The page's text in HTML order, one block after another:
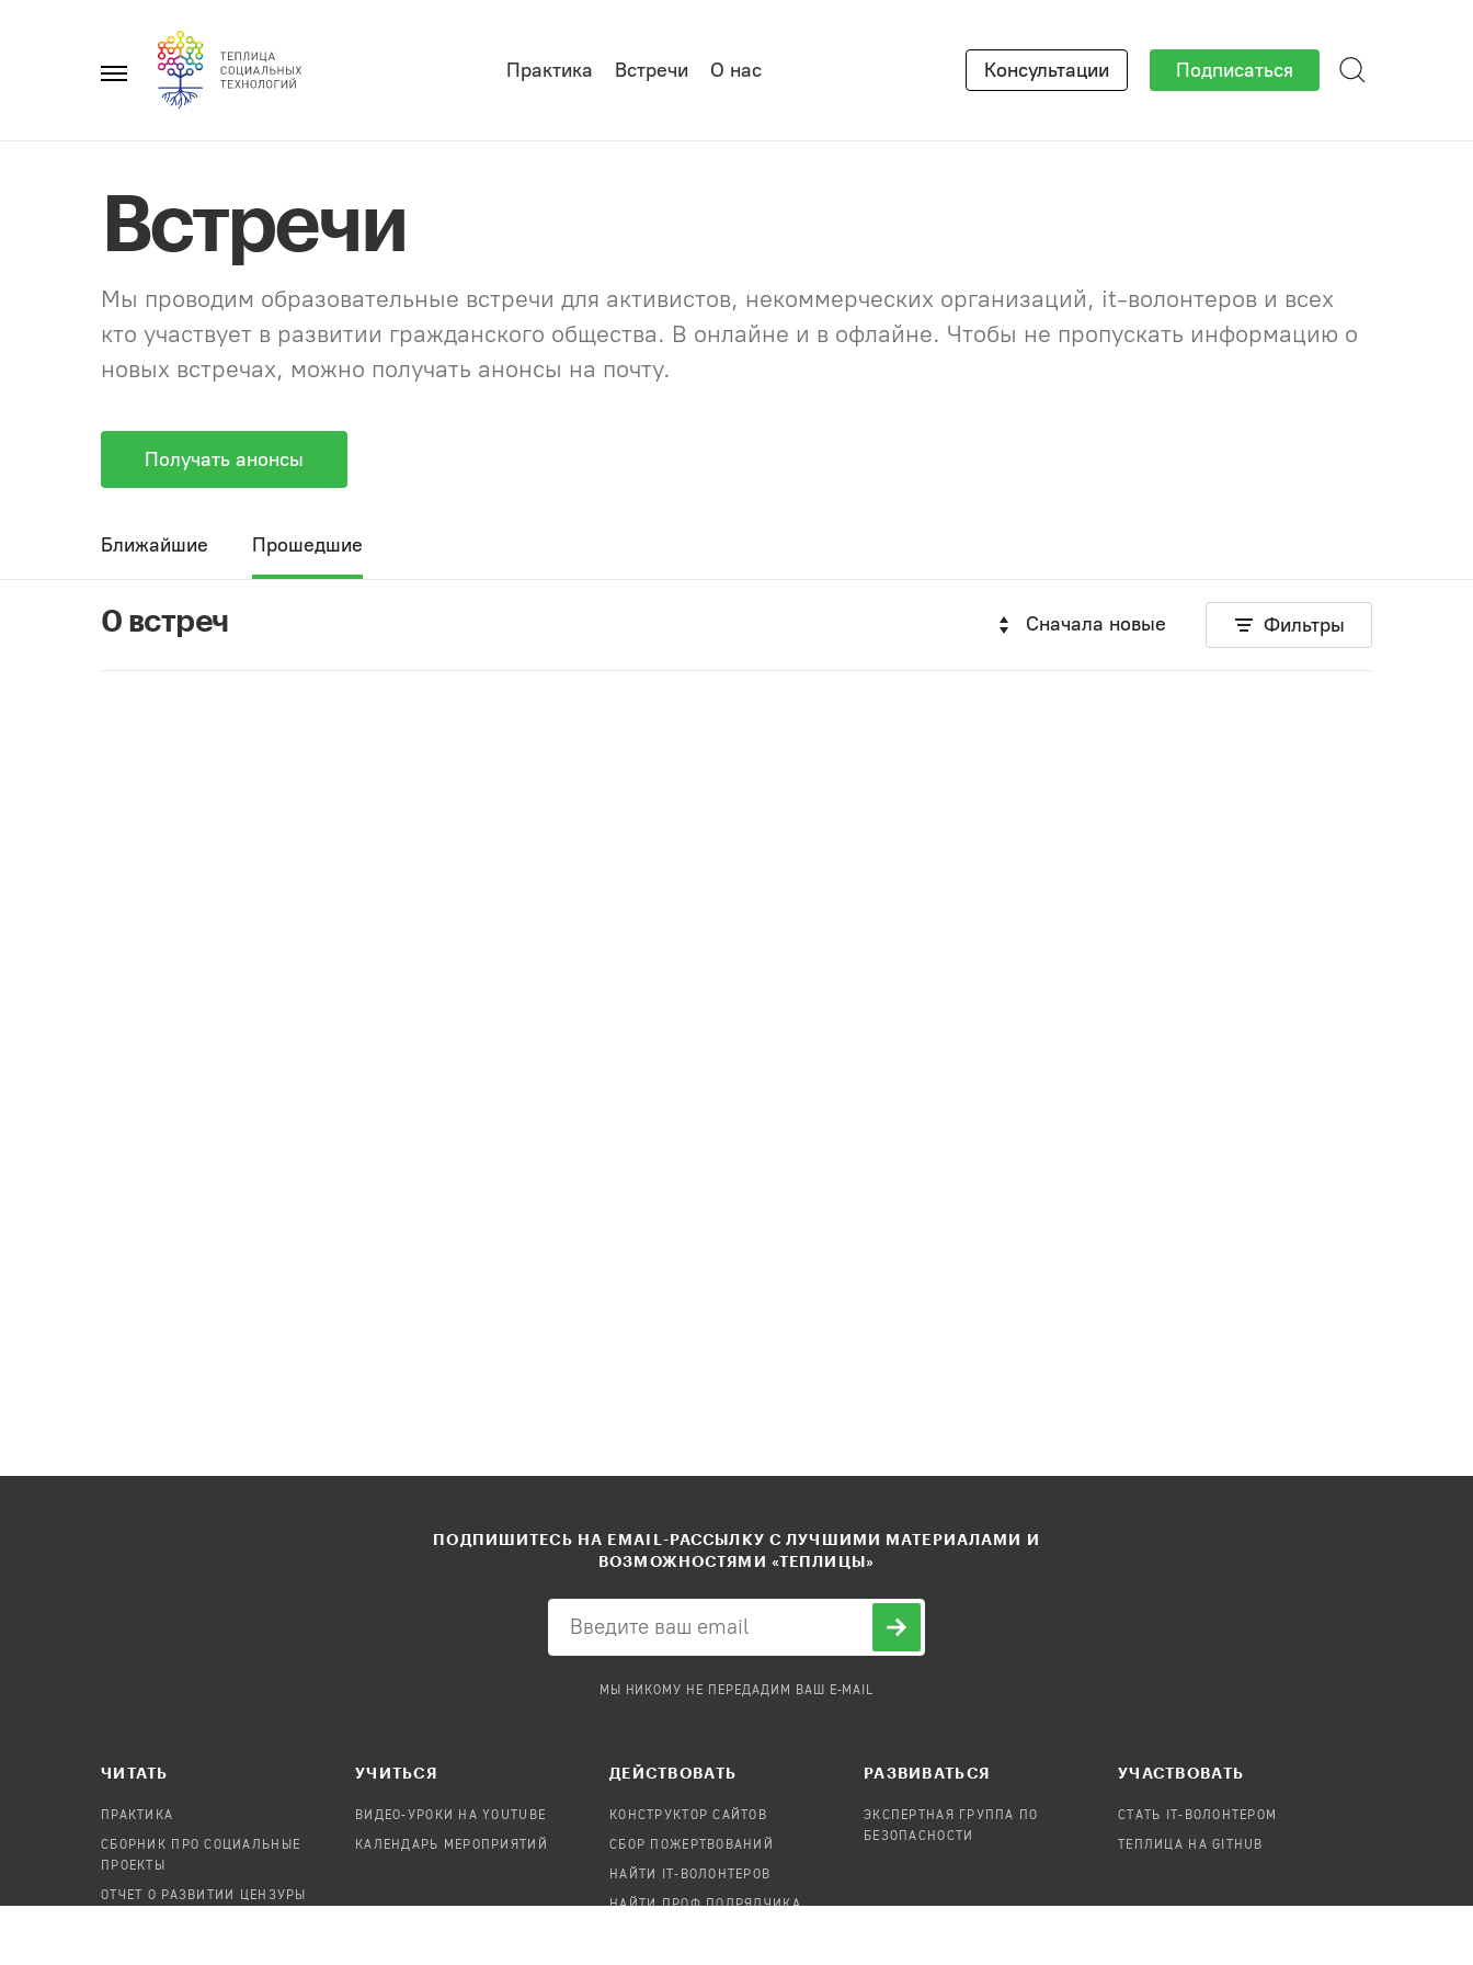
Главное
Практика Встречи О нас Консультации Подписаться
Встречи
Мы проводим образовательные встречи для активистов, некоммерческих организаций, it-волонтеров и всех
кто участвует в развитии гражданского общества. В онлайне и в офлайне. Чтобы не пропускать информацию о
новых встречах, можно получать анонсы на почту.
Получать анонсы
Ближайшие Прошедшие
0 встреч Сначала новые Фильтры
ПОДПИШИТЕСЬ НА EMAIL-РАССЫЛКУ С ЛУЧШИМИ МАТЕРИАЛАМИ И
ВОЗМОЖНОСТЯМИ «ТЕПЛИЦЫ»
МЫ НИКОМУ НЕ ПЕРЕДАДИМ ВАШ E-MAIL
ЧИТАТЬ
ПРАКТИКА
СБОРНИК ПРО СОЦИАЛЬНЫЕ
ПРОЕКТЫ
ОТЧЕТ О РАЗВИТИИ ЦЕНЗУРЫ
УЧИТЬСЯ
ВИДЕО-УРОКИ НА YOUTUBE
КАЛЕНДАРЬ МЕРОПРИЯТИЙ
ДЕЙСТВОВАТЬ
КОНСТРУКТОР САЙТОВ
СБОР ПОЖЕРТВОВАНИЙ
НАЙТИ IT-ВОЛОНТЕРОВ
НАЙТИ ПРОФ.ПОДРЯДЧИКА
РАЗВИВАТЬСЯ
ЭКСПЕРТНАЯ ГРУППА ПО
БЕЗОПАСНОСТИ
УЧАСТВОВАТЬ
СТАТЬ IT-ВОЛОНТЕРОМ
ТЕПЛИЦА НА GITHUB